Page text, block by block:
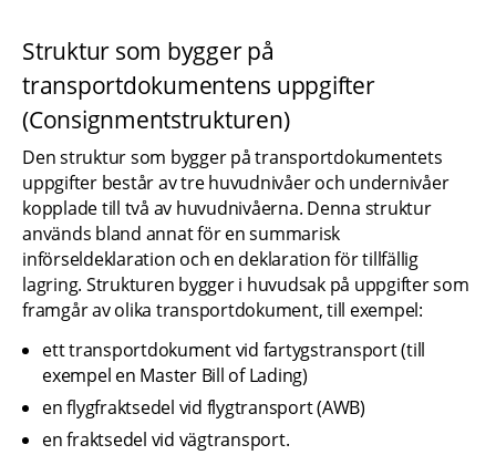
Struktur som bygger på
transportdokumentens uppgifter
(Consignmentstrukturen)
Den struktur som bygger på transportdokumentets
uppgifter består av tre huvudnivåer och undernivåer
kopplade till två av huvudnivåerna. Denna struktur
används bland annat för en summarisk
införseldeklaration och en deklaration för tillfällig
lagring. Strukturen bygger i huvudsak på uppgifter som
framgår av olika transportdokument, till exempel:
ett transportdokument vid fartygstransport (till
exempel en Master Bill of Lading)
en flygfraktsedel vid flygtransport (AWB)
en fraktsedel vid vägtransport.